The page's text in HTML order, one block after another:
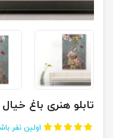
تابلو هنری باغ خیال
اولین نفر